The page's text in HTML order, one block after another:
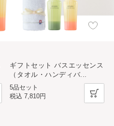
ギフトセット バスエッセンス
（タオル・ハンディバ...
5品セット
税込7,810円